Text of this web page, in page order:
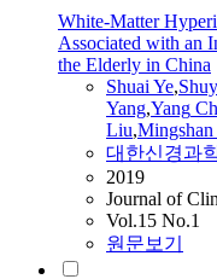
White-Matter
Associated with an
the Elderly in China
ShuaiYe,
Yang,Yang
Liu,Mingshan
대한신경과
2019
Journal of
Vol.15 No.1
원문보기